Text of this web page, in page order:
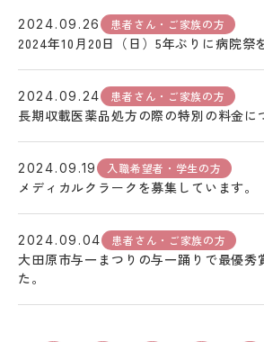
2024.09.26 患者さん・ご家族の方
2024年10月20日（日）5年ぶりに病院祭
2024.09.24 患者さん・ご家族の方
長期収載医薬品処方の際の特別の料金に
2024.09.19 入職希望者・学生の方
メディカルクラークを募集しています。
2024.09.04 患者さん・ご家族の方
大田原市与一まつりの与一踊りで最優秀
た。